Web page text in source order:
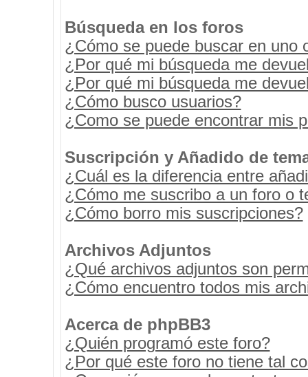
Búsqueda en los foros
¿Cómo se puede buscar en uno
¿Por qué mi búsqueda me
¿Por qué mi búsqueda me
¿Cómo busco usuarios?
¿Como se puede encontrar mis
Suscripción y Añadido de
¿Cuál es la diferencia entre
¿Cómo me suscribo a un foro o
¿Cómo borro mis suscripciones?
Archivos Adjuntos
¿Qué archivos adjuntos son
¿Cómo encuentro todos mis
Acerca de phpBB3
¿Quién programó este foro?
¿Por qué este foro no tiene tal